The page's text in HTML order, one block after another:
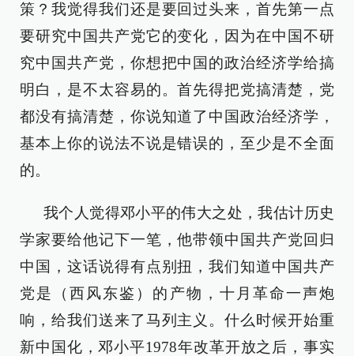
策？我觉得我们还是要回过头来，首先第一点
要研究中国共产党它的变化，因为在中国不研
究中国共产党，你想把中国的政治经济学给搞
明白，是不太容易的。首先得把党搞清楚，党
都没有搞清楚，你说知道了中国政治经济学，
基本上你的说法不说是错误的，至少是不全面
的。
我个人觉得邓小平的伟大之处，我估计历史
学家要给他记下一笔，他带领中国共产党回归
中国，这话说得有点别扭，我们知道中国共产
党是（西风东鉴）的产物，十月革命一声炮
响，给我们送来了马列主义。什么时候开始重
新中国化，邓小平1978年改革开放之后，事实